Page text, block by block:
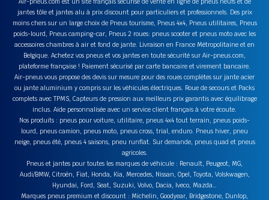
jantes tôle et jantes alu à prix discount pour particuliers et professionnels. Des prix
moins chers sur un large choix de Pneus tourisme, Pneus 4x4, Pneus utilitaires, Pneus
poids-lourd, Pneus camping-car, Pneus 2 roues: pneus scooter et pneus moto avec les
accessoires chambres à air et fond de jante. Livraison en France Métropolitaine et en
Belgique. Achetez vos pneus et vos jantes en toute sécurité sur Air-pneus.com,
plateforme française ! Paiement sécurisé par carte bancaire et virement bancaire.
Air-pneus vous propose des devis sur mesure pour des roues complètes sur jante acier
ou jante aluminium y compris sur les véhicules électriques. Roue de secours et Packs
complets avec TPMS, Capteurs de pression aux meilleurs prix garantis avec équilibrage
inclus. Aide personnalisée avec un service client français à votre écoute.
Nos produits : pneus pour voiture, utilitaire, pneus 4x4 tout terrain, pneus poids-
lourd, pneus camion, pneus moto, pneus cross, trial, enduro. Pneus hiver, pneu
neige, pneus été, pneus 4 saisons, pneu runflat. Sur demande, pneus quad et pneus
agricoles.
Pneus et jantes pour toutes les marques de véhicule : Renault, Peugeot, MG,
Audi/BMW, Citroën, Fiat, Honda, Kia, Mercedes, Nissan, Opel, Toyota, Volskwagen,
Hyundai, Ford, Seat, Suzuki, Volvo, Dacia, Iveco, Mazda…
Marques pneus premium et discount : Michelin, Goodyear, Bridgestone, Dunlop,